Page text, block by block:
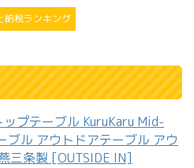
納税ランキング
ップテーブル KuruKaru Mid-
ブル アウトドアテーブル アウ
三条製 [OUTSIDE IN]